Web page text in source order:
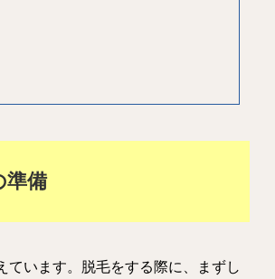
準備
ています。脱毛をする際に、まずし